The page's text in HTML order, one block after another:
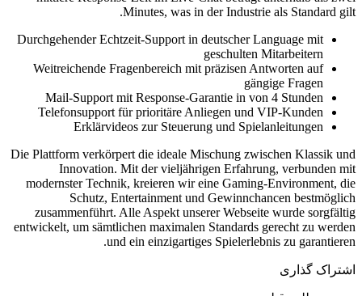
Durchgehender
Weitreichende
Mail-Support
Telefonsupport
Die Plattform
Innovation.
modernster
Schutz,
zusammenführt.
entwickelt, um